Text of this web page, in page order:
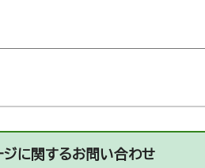
ジに関するお問い合わせ